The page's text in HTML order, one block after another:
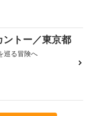
ントー／東京都
巡る冒険へ